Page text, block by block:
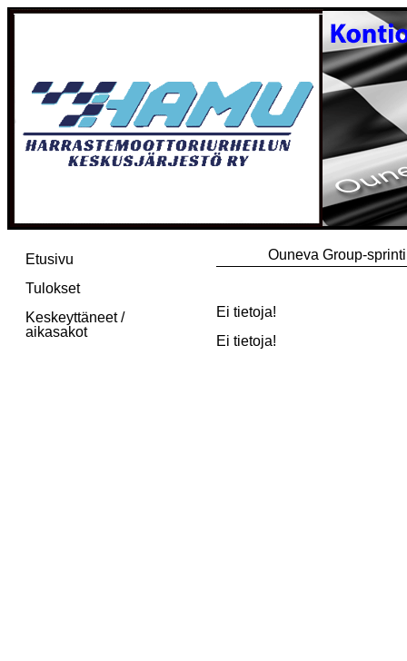
Etusivu
Tulokset
Keskeyttäneet /
aikasakot
Ouneva Group-
Ei tietoja!
Ei tietoja!